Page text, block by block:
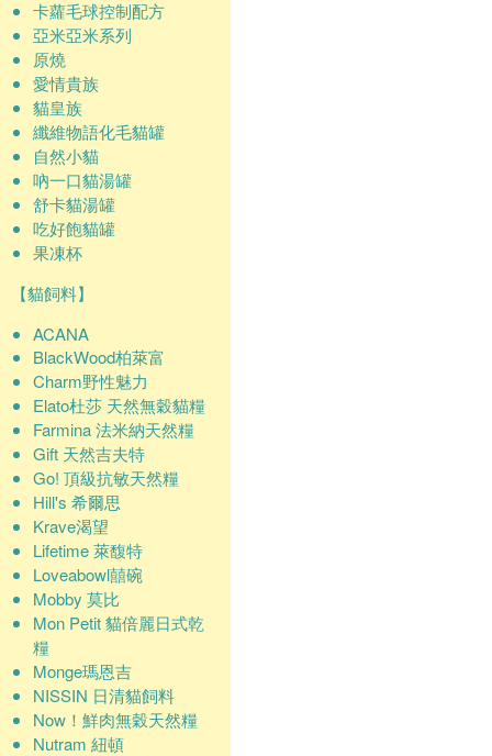
卡蘿毛球控制配方
亞米亞米系列
原燒
愛情貴族
貓皇族
纖維物語化毛貓罐
自然小貓
吶一口貓湯罐
舒卡貓湯罐
吃好飽貓罐
果凍杯
【貓飼料】
ACANA
BlackWood柏萊富
Charm野性魅力
Elato杜莎 天然無穀貓糧
Farmina 法米納天然糧
Gift 天然吉夫特
Go! 頂級抗敏天然糧
Hill's 希爾思
Krave渴望
Lifetime 萊馥特
Loveabowl囍碗
Mobby 莫比
Mon Petit 貓倍麗日式乾
糧
Monge瑪恩吉
NISSIN 日清貓飼料
Now！鮮肉無穀天然糧
Nutram 紐頓